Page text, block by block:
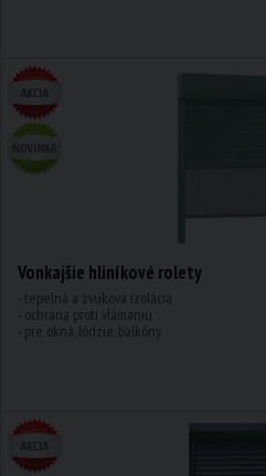
Vonkajšie hliníkové rolety
- tepelná a zvuková izolácia
- ochrana proti vlámaniu
- pre okná, lódzie, balkóny